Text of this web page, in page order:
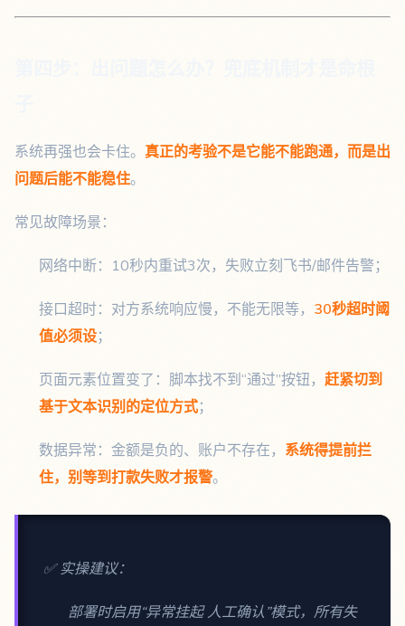
系统再强也会卡住。 真正的考验不是它能不能跑通，而是出
问题后能不能稳住。
常见故障场景：
网络中断：10秒内重试3次，失败立刻飞书/邮件告警；
接口超时：对方系统响应慢，不能无限等， 30秒超时阈
值必须设；
页面元素位置变了：脚本找不到“通过”按钮， 赶紧切到
基于文本识别的定位方式；
数据异常：金额是负的、账户不存在， 系统得提前拦
住，别等到打款失败才报警。
✅ 实操建议：
部署时启用“异常挂起 人工确认”模式，所有失